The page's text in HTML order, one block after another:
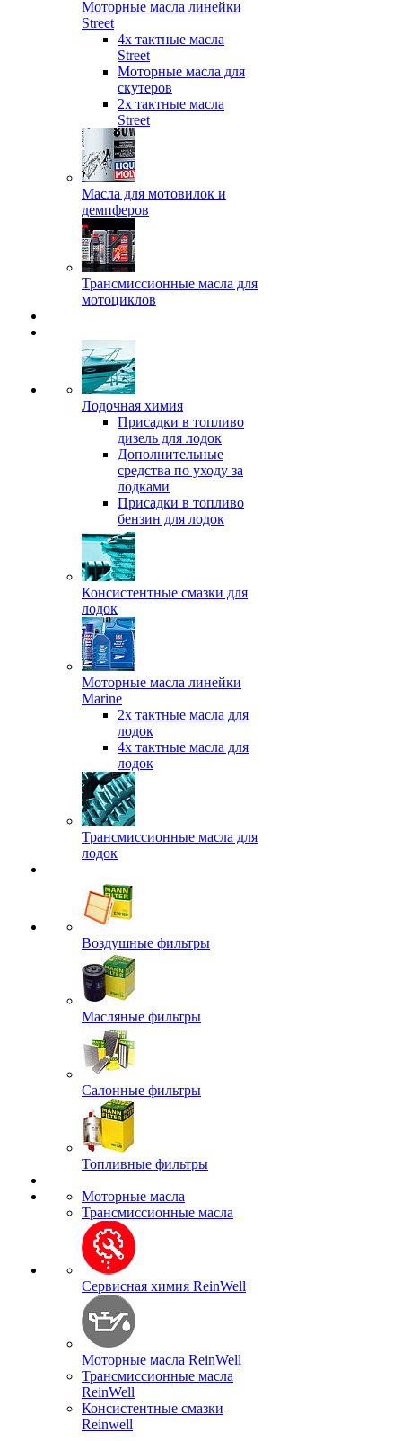
Моторные масла линейки
Street
4х тактные масла
Street
Моторные масла для
скутеров
2х тактные масла
Street
Масла для мотовилок и
демпферов
Трансмиссионные масла для
мотоциклов
Лодочная химия
Присадки в топливо
дизель для лодок
Дополнительные
средства по уходу за
лодками
Присадки в топливо
бензин для лодок
Консистентные смазки для
лодок
Моторные масла линейки
Marine
2х тактные масла для
лодок
4х тактные масла для
лодок
Трансмиссионные масла для
лодок
Воздушные фильтры
Масляные фильтры
Салонные фильтры
Топливные фильтры
Моторные масла
Трансмиссионные масла
Сервисная химия ReinWell
Моторные масла ReinWell
Трансмиссионные масла
ReinWell
Консистентные смазки
Reinwell